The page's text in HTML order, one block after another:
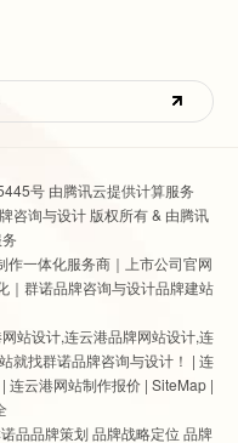
号 由腾讯云提供计算服务
咨询与设计 版权所有 & 由腾讯
作一体化服务商｜上市公司官网
｜群诺品牌咨询与设计品牌建站
站设计,连云港品牌网站设计,连
就找群诺品牌咨询与设计！ | 连
| 连云港网站制作报价 | SiteMap |
品品牌策划 品牌战略定位 品牌